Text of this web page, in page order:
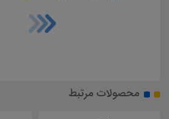
محصولات مرتبط